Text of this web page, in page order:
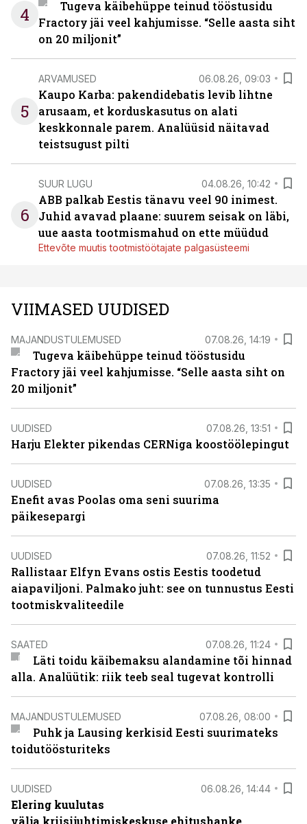
4
Tugeva käibehüppe teinud tööstusidu
Fractory jäi veel kahjumisse. “Selle aasta siht
on 20 miljonit”
5
ARVAMUSED 06.08.26, 09:03
Kaupo Karba: pakendidebatis levib lihtne
arusaam, et korduskasutus on alati
keskkonnale parem. Analüüsid näitavad
teistsugust pilti
6
SUUR LUGU 04.08.26, 10:42
ABB palkab Eestis tänavu veel 90 inimest.
Juhid avavad plaane: suurem seisak on läbi,
uue aasta tootmismahud on ette müüdud
Ettevõte muutis tootmistöötajate palgasüsteemi
VIIMASED UUDISED
MAJANDUSTULEMUSED 07.08.26, 14:19
Tugeva käibehüppe teinud tööstusidu
Fractory jäi veel kahjumisse. “Selle aasta siht on
20 miljonit”
UUDISED 07.08.26, 13:51
Harju Elekter pikendas CERNiga koostöölepingut
UUDISED 07.08.26, 13:35
Enefit avas Poolas oma seni suurima
päikesepargi
UUDISED 07.08.26, 11:52
Rallistaar Elfyn Evans ostis Eestis toodetud
aiapaviljoni. Palmako juht: see on tunnustus Eesti
tootmiskvaliteedile
SAATED 07.08.26, 11:24
Läti toidu käibemaksu alandamine tõi hinnad
alla. Analüütik: riik teeb seal tugevat kontrolli
MAJANDUSTULEMUSED 07.08.26, 08:00
Puhk ja Lausing kerkisid Eesti suurimateks
toidutöösturiteks
UUDISED 06.08.26, 14:44
Elering kuulutas
välja kriisijuhtimiskeskuse ehitushanke